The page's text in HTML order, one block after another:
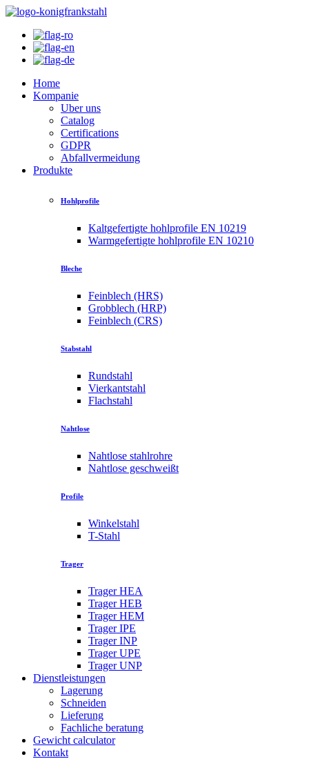
Home
Kompanie
Uber uns
Catalog
Certifications
GDPR
Abfallvermeidung
Produkte
Hohlprofile
Kaltgefertigte hohlprofile EN 10219
Warmgefertigte hohlprofile EN 10210
Bleche
Feinblech (HRS)
Grobblech (HRP)
Feinblech (CRS)
Stabstahl
Rundstahl
Vierkantstahl
Flachstahl
Nahtlose
Nahtlose stahlrohre
Nahtlose geschweißt
Profile
Winkelstahl
T-Stahl
Trager
Trager HEA
Trager HEB
Trager HEM
Trager IPE
Trager INP
Trager UPE
Trager UNP
Dienstleistungen
Lagerung
Schneiden
Lieferung
Fachliche beratung
Gewicht calculator
Kontakt